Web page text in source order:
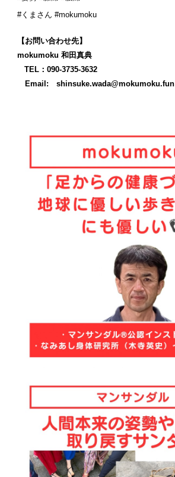
#くまさん #mokumoku
【お問い合わせ先】
mokumoku 和田真典
TEL：090-3735-3632
Email: shinsuke.wada@mokumoku.fun